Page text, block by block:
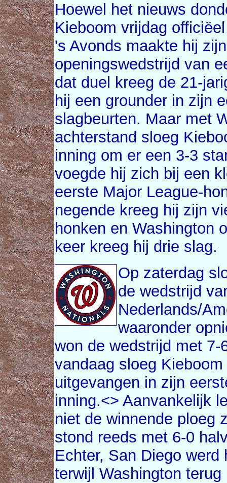
Hoewel het nieuws
Kieboom vrijdag
's Avonds maakte hij
openingswedstrijd van
dat duel kreeg de 21-
hij een grounder in zijn
slagbeurten. Maar met
achterstand sloeg
inning om er een 3-3
voegde hij zich bij een
eerste Major League-
negende kreeg hij zijn
honken en Washington
keer kreeg hij drie slag.
Op zaterdag
de wedstrijd
Nederlands/
waaronder
won de wedstrijd met
vandaag sloeg
uitgevangen in zijn
inning.<> Aanvankelijk
niet de winnende ploeg
stond reeds met 6-0
Echter, San Diego
terwijl Washington terug